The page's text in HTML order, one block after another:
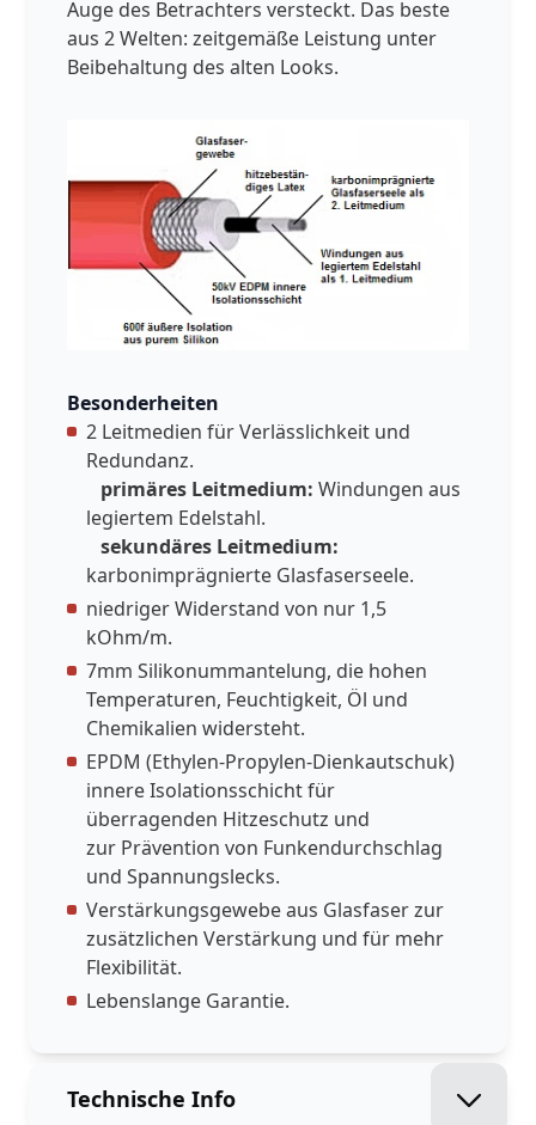
Auge des Betrachters versteckt. Das beste
aus 2 Welten: zeitgemäße Leistung unter
Beibehaltung des alten Looks.
Besonderheiten
2 Leitmedien für Verlässlichkeit und
Redundanz.
primäres Leitmedium: Windungen aus
legiertem Edelstahl.
sekundäres Leitmedium:
karbonimprägnierte Glasfaserseele.
niedriger Widerstand von nur 1,5
kOhm/m.
7mm Silikonummantelung, die hohen
Temperaturen, Feuchtigkeit, Öl und
Chemikalien widersteht.
EPDM (Ethylen-Propylen-Dienkautschuk)
innere Isolationsschicht für
überragenden Hitzeschutz und
zur Prävention von Funkendurchschlag
und Spannungslecks.
Verstärkungsgewebe aus Glasfaser zur
zusätzlichen Verstärkung und für mehr
Flexibilität.
Lebenslange Garantie.
Technische Info